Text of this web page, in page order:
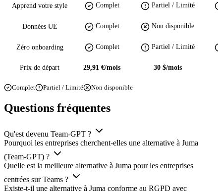
Apprend votre style Complet Partiel / Limité
Données UE Complet Non disponible
Zéro onboarding Complet Partiel / Limité
Prix de départ 29,91 €/mois 30 $/mois
Complet Partiel / Limité Non disponible
Questions fréquentes
Qu'est devenu Team-GPT ?
Pourquoi les entreprises cherchent-elles une alternative à Juma
(Team-GPT) ?
Quelle est la meilleure alternative à Juma pour les entreprises
centrées sur Teams ?
Existe-t-il une alternative à Juma conforme au RGPD avec